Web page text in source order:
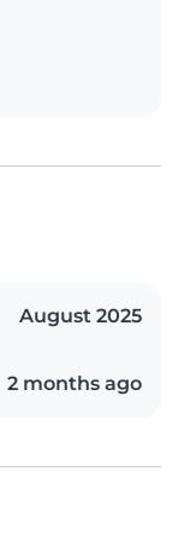
August 2025
2 months ago